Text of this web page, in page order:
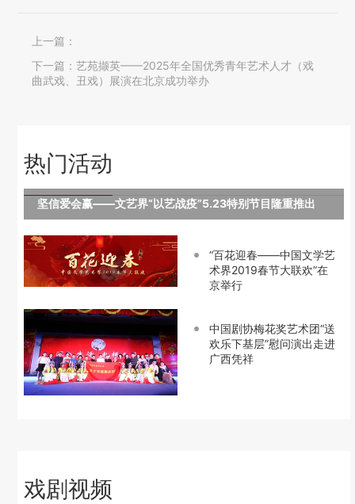
上一篇：
下一篇：艺苑撷英——2025年全国优秀青年艺术人才（戏
曲武戏、丑戏）展演在北京成功举办
热门活动
坚信爱会赢——文艺界“以艺战疫”5.23特别节目隆重推出
“百花迎春——中国文学艺
术界2019春节大联欢”在
京举行
中国剧协梅花奖艺术团“送
欢乐下基层”慰问演出走进
广西凭祥
戏剧视频